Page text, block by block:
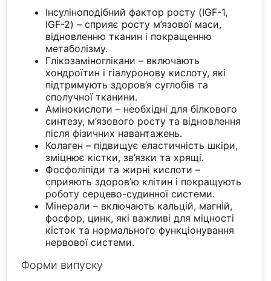
Інсуліноподібний фактор росту (IGF-1,
IGF-2) – сприяє росту м’язової маси,
відновленню тканин і покращенню
метаболізму.
Глікозаміноглікани – включають
хондроїтин і гіалуронову кислоту, які
підтримують здоров’я суглобів та
сполучної тканини.
Амінокислоти – необхідні для білкового
синтезу, м’язового росту та відновлення
після фізичних навантажень.
Колаген – підвищує еластичність шкіри,
зміцнює кістки, зв’язки та хрящі.
Фосфоліпіди та жирні кислоти –
сприяють здоров’ю клітин і покращують
роботу серцево-судинної системи.
Мінерали – включають кальцій, магній,
фосфор, цинк, які важливі для міцності
кісток та нормального функціонування
нервової системи.
Форми випуску